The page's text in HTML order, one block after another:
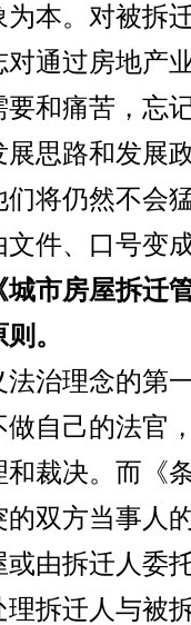
为本。对被拆
对通过房地产
要和痛苦，忘
展思路和发展
们将仍然不会
文件、口号变
城市房屋拆迁
。
理念的第一
做自己的法官
和裁决。而《
的双方当事人
由拆迁人委
理拆迁人与被